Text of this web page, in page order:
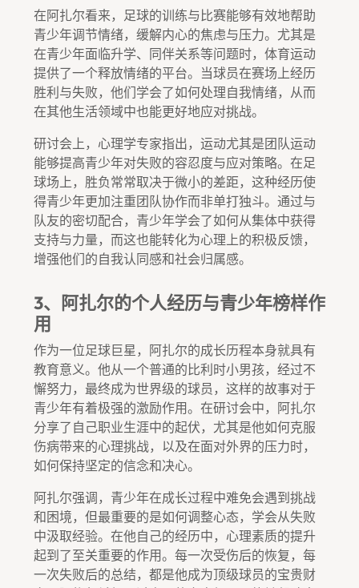
在阿扎尔看来，足球的训练与比赛能够有效地帮助
青少年调节情绪，缓解内心的焦虑与压力。尤其是
在青少年面临升学、同伴关系等问题时，体育运动
提供了一个释放情绪的平台。当球员在赛场上经历
胜利与失败，他们学会了如何处理自我情绪，从而
在其他生活领域中也能更好地应对挑战。
研讨会上，心理学专家指出，运动尤其是团队运动
能够提高青少年对失败的容忍度与应对策略。在足
球场上，胜负常常取决于微小的差距，这种经历使
得青少年更加注重团队协作而非单打独斗。通过与
队友的密切配合，青少年学会了如何从集体中获得
支持与力量，而这也能转化为心理上的积极反馈，
增强他们的自我认同感和社会归属感。
3、阿扎尔的个人经历与青少年榜样作
用
作为一位足球巨星，阿扎尔的成长历程本身就具有
教育意义。他从一个普通的比利时小男孩，经过不
懈努力，最终成为世界级的球员，这样的故事对于
青少年有着极强的激励作用。在研讨会中，阿扎尔
分享了自己职业生涯中的起伏，尤其是他如何克服
伤病带来的心理挑战，以及在面对外界的压力时，
如何保持坚定的信念和决心。
阿扎尔强调，青少年在成长过程中难免会遇到挑战
和困境，但最重要的是如何调整心态，学会从失败
中汲取经验。在他自己的经历中，心理素质的提升
起到了至关重要的作用。每一次受伤后的恢复，每
一次失败后的总结，都是他成为顶级球员的宝贵财